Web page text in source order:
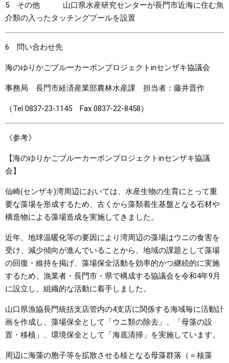
5 その他 山口県水産研究センターが長門市近海に住む魚
介類の入ったタッチングプールを設置
6 問い合わせ先
海のゆりかごブルーカーボンプロジェクトinセンザキ協議会
事務局 長門市経済産業部農林水産課 担当者：藤井晋作
（Tel 0837-23-1145 Fax 0837-22-8458）
《参考》
【海のゆりかごブルーカーボンプロジェクトinセンザキ協議
会】
仙崎(センザキ)湾周辺においては、水産生物の生育にとって重
要な藻場を形成するため、古くから藻類着生基盤となる石材や
構造物による藻場造成を実施してきました。
近年、地球温暖化等の要因により湾周辺の藻場はウニの食害を
受け、減少傾向が進んでいることから、地域の課題として藻場
の回復・維持を掲げ、藻場保全活動を効率的かつ継続的に実施
するため、漁業者・長門市・県で構成する協議会を令和4年9月
に設立し、組織的な活動に着手しました。
山口県漁協長門統括支店管内の4支店に関係する海域毎に活動計
画を作成し、藻場保全として「ウニ類の除去」、「母藻の設
置・移植」、環境保全として「海底清掃」を実施しています。
周辺に海藻の胞子等を拡散させる核となる母藻群落（＝核藻